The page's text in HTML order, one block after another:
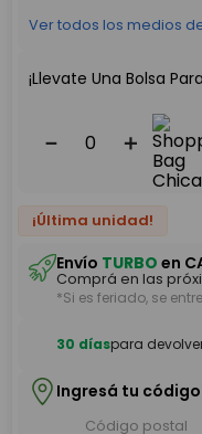
Ver todos los medios
¡Llevate Una Bolsa
＋
－
¡Última unidad!
Envío TURBO en
Comprá en las
*Si es feriado, se
30 díaspara
Ingresá tu